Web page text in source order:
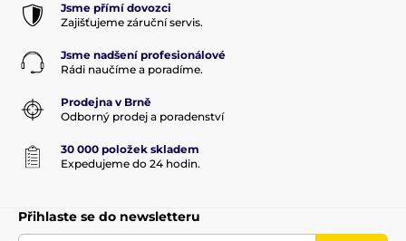
Jsme přímí dovozci
Zajišťujeme záruční servis.
Jsme nadšení profesionálové
Rádi naučíme a poradíme.
Prodejna v Brně
Odborný prodej a poradenství
30 000 položek skladem
Expedujeme do 24 hodin.
Přihlaste se do newsletteru